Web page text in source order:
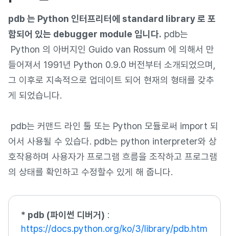
pdb 는 Python 인터프리터에 standard library 로 포
함되어 있는 debugger module 입니다. pdb는
Python 의 아버지인 Guido van Rossum 에 의해서 만
들어져서 1991년 Python 0.9.0 버전부터 소개되었으며,
그 이후로 지속적으로 업데이트 되어 현재의 형태를 갖추
게 되었습니다.
pdb는 커맨드 라인 툴 또는 Python 모듈로써 import 되
어서 사용될 수 있습다. pdb는 python interpreter와 상
호작용하며 사용자가 프로그램 흐름을 조작하고 프로그램
의 상태를 확인하고 수정할수 있게 해 줍니다.
* pdb (파이썬 디버거) :
https://docs.python.org/ko/3/library/pdb.htm